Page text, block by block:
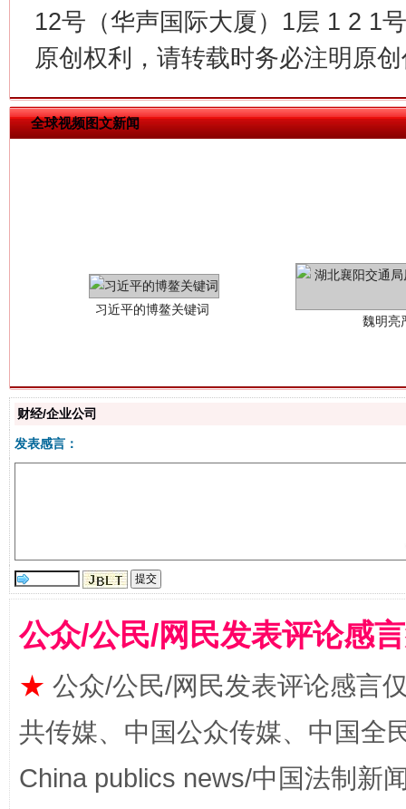
12号（华声国际大厦）1层 1 2 1
原创权利，请转载时务必注明原
全球视频图文新闻
揭批美国五大"原罪" "炒
财经/企业公司
发表感言：
公众/公民/网民发表评论感
★ 公众/公民/网民发表评论感言
共传媒、中国公众传媒、中国全
China publics news/中国法制新